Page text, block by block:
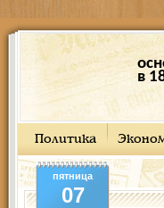
в
Политика
пятница
07